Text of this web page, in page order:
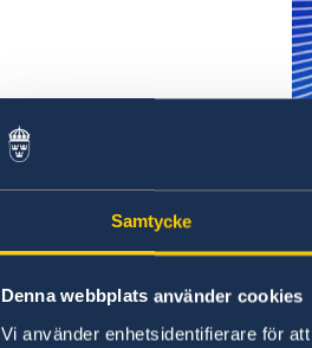
Samtycke
Denna webbplats använder cookies
Vi använder enhetsidentifierare för